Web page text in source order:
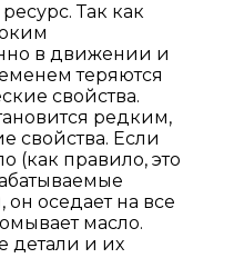
Так как
в движении и
теряются
свойства.
редким,
свойства. Если
(как правило, это
оседает на все
масло.
детали и их